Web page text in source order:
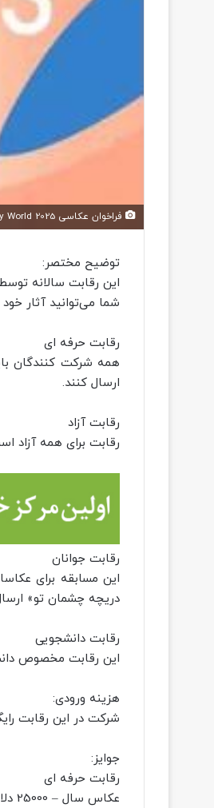
فراخوان عکاسی Sony World 2025
توضیح مختصر:
این رقابت سالانه توسط Word Photography Organisation برگزار می شود.
شما می‌توانید آثار
رقابت حرفه ای
ارسال کنند.
رقابت آزاد
رقابت برای همه آزاد
رقابت جوانان
دریچه چشمان تو»
رقابت دانشجویی
این رقابت مخصوص
هزینه ورودی:
شرکت در این رقابت
جوایز:
رقابت حرفه ای
عکاس سال – 25000 دلار (USD) و تجهیزات تصویربرداری دیجیتال سونی.